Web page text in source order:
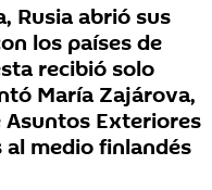
Rusia abrió sus
los países de
recibió solo
María Zajárova,
Exteriores
al medio finlandés